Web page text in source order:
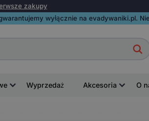
zakupy
wyłącznie na evadywaniki.pl.
Wyprzedaż Akcesoria O